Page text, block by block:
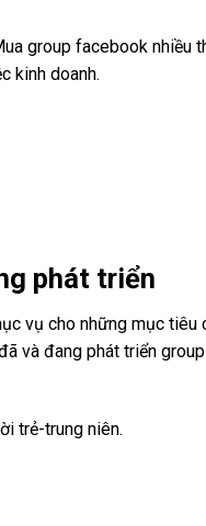
group facebook nhiều
kinh doanh.
phát triển
vụ cho những mục tiêu
và đang phát triển
trẻ-trung niên.